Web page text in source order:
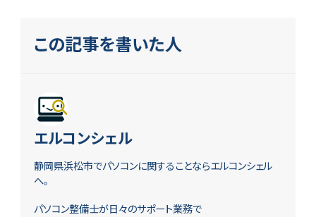
この記事を書いた人
エルコンシェル
静岡県浜松市でパソコンに関することならエルコンシェル
へ。
パソコン整備士が日々のサポート業務で